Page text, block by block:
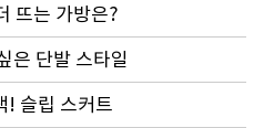
뜨는 가방은?
은 단발 스타일
! 슬립 스커트